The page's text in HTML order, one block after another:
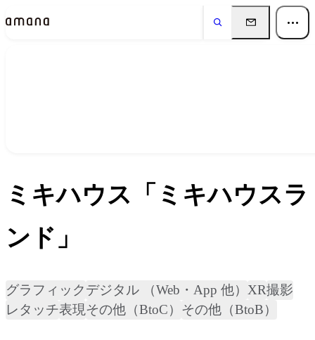
ミキハウス「ミキハウスラ
ンド」
グラフィックデジタル （Web・App 他） XR撮影
レタッチ表現その他（BtoC） その他（BtoB）